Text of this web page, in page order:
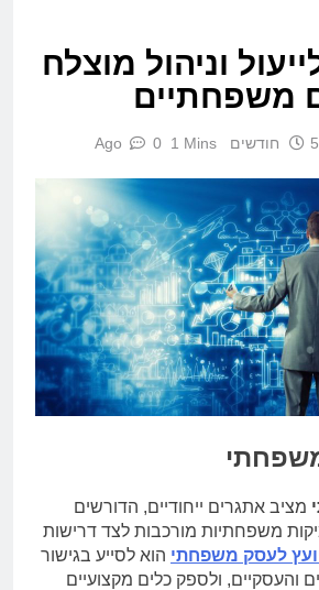
וניהול מוצלח
משפחתיים
5 חודשים Ago 0 1 Mins
מציב אתגרים ייחודיים, הדורשים
משפחתיות מורכבות לצד דרישות
לעסק משפחתי הוא לסייע בגישור
והעסקיים, ולספק כלים מקצועיים